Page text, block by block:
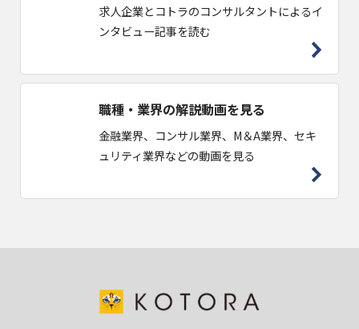
求人企業とコトラのコンサルタントによるイ
ンタビュー記事を読む
職種・業界の解説動画を見る
金融業界、コンサル業界、M＆A業界、セキ
ュリティ業界などの動画を見る